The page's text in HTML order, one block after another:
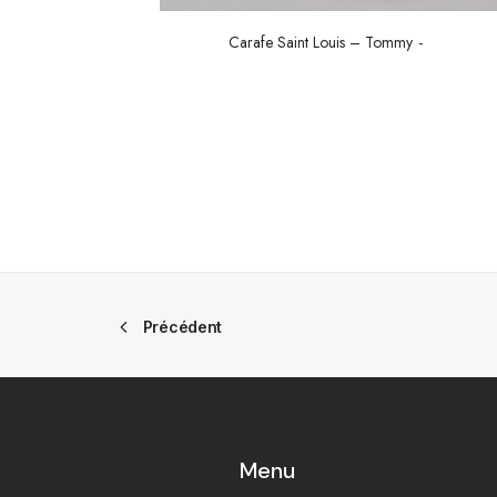
Carafe Saint Louis – Tommy
Précédent
Menu